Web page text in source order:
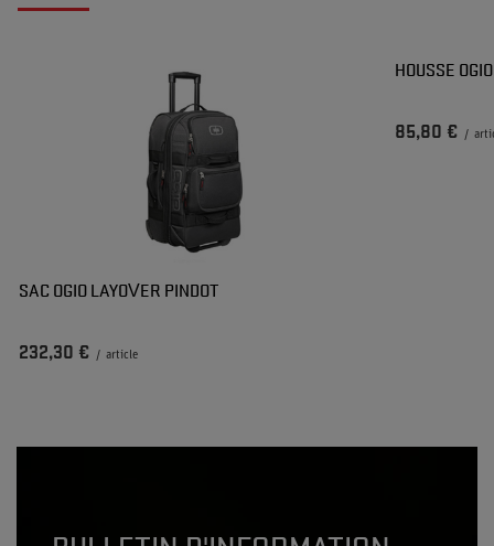
SAC OGIO LAYOVER PINDOT
232,30 € / article
HOUSSE
85,80 € /